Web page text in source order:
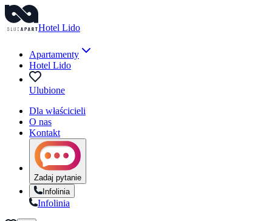
Hotel Lido
Apartamenty
Hotel Lido
Ulubione
Dla właścicieli
O nas
Kontakt
Zadaj pytanie
Infolinia
Infolinia